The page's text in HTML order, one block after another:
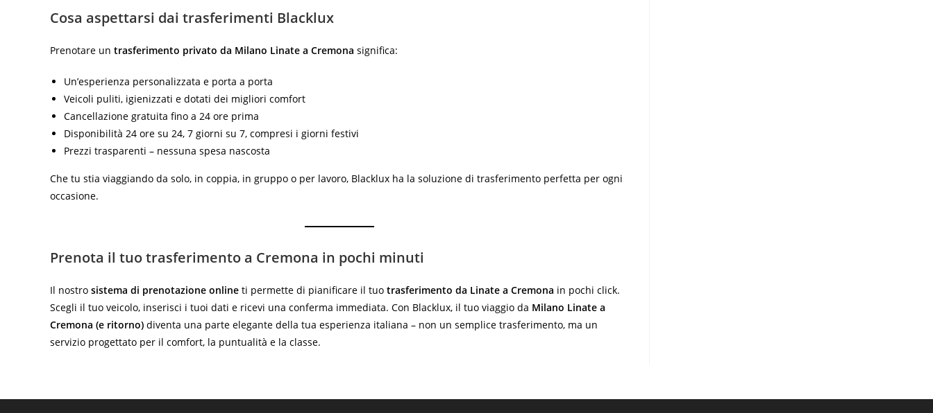
Cosa aspettarsi dai trasferimenti Blacklux
Prenotare un trasferimento privato da Milano Linate a Cremona significa:
Un’esperienza personalizzata e porta a porta
Veicoli puliti, igienizzati e dotati dei migliori comfort
Cancellazione gratuita fino a 24 ore prima
Disponibilità 24 ore su 24, 7 giorni su 7, compresi i giorni festivi
Prezzi trasparenti – nessuna spesa nascosta
Che tu stia viaggiando da solo, in coppia, in gruppo o per lavoro, Blacklux ha la soluzione di trasferimento perfetta per ogni
occasione.
Prenota il tuo trasferimento a Cremona in pochi minuti
Il nostro sistema di prenotazione online ti permette di pianificare il tuo trasferimento da Linate a Cremona in pochi click.
Scegli il tuo veicolo, inserisci i tuoi dati e ricevi una conferma immediata. Con Blacklux, il tuo viaggio da Milano Linate a
Cremona (e ritorno) diventa una parte elegante della tua esperienza italiana – non un semplice trasferimento, ma un
servizio progettato per il comfort, la puntualità e la classe.